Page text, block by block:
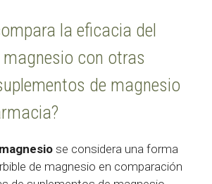
la eficacia del
con otras
de magnesio
se considera una forma
de magnesio en comparación